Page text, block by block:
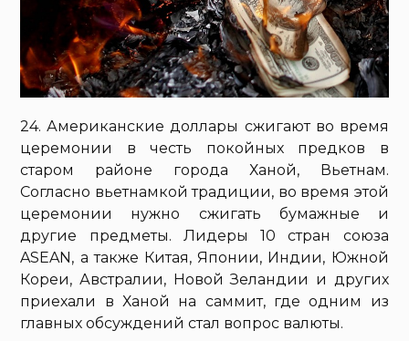
24. Американские доллары сжигают во время
церемонии в честь покойных предков в
старом районе города Ханой, Вьетнам.
Согласно вьетнамкой традиции, во время этой
церемонии нужно сжигать бумажные и
другие предметы. Лидеры 10 стран союза
ASEAN, а также Китая, Японии, Индии, Южной
Кореи, Австралии, Новой Зеландии и других
приехали в Ханой на саммит, где одним из
главных обсуждений стал вопрос валюты.